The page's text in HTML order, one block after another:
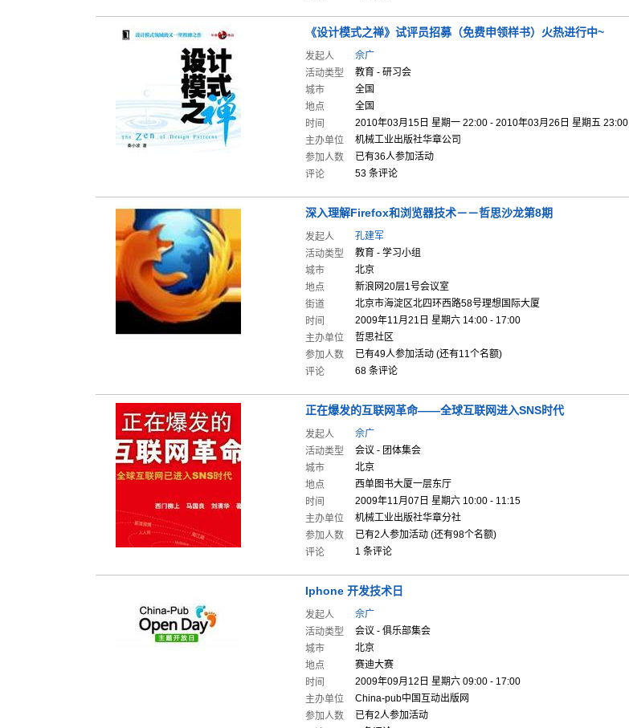
《设计模式之禅》试评员招募（免费申领样书）火热进行中~
发起人
佘广
活动类型
教育 - 研习会
城市
全国
地点
全国
时间
2010年03月15日 星期一 22:00 - 2010年03月26日 星期五 23:00
主办单位
机械工业出版社华章公司
参加人数
已有36人参加活动
评论
53 条评论
深入理解Firefox和浏览器技术－－哲思沙龙第8期
发起人
孔建军
活动类型
教育 - 学习小组
城市
北京
地点
新浪网20层1号会议室
街道
北京市海淀区北四环西路58号理想国际大厦
时间
2009年11月21日 星期六 14:00 - 17:00
主办单位
哲思社区
参加人数
已有49人参加活动 (还有11个名额)
评论
68 条评论
正在爆发的互联网革命——全球互联网进入SNS时代
发起人
佘广
活动类型
会议 - 团体集会
城市
北京
地点
西单图书大厦一层东厅
时间
2009年11月07日 星期六 10:00 - 11:15
主办单位
机械工业出版社华章分社
参加人数
已有2人参加活动 (还有98个名额)
评论
1 条评论
Iphone 开发技术日
发起人
佘广
活动类型
会议 - 俱乐部集会
城市
北京
地点
赛迪大赛
时间
2009年09月12日 星期六 09:00 - 17:00
主办单位
China-pub中国互动出版网
参加人数
已有2人参加活动